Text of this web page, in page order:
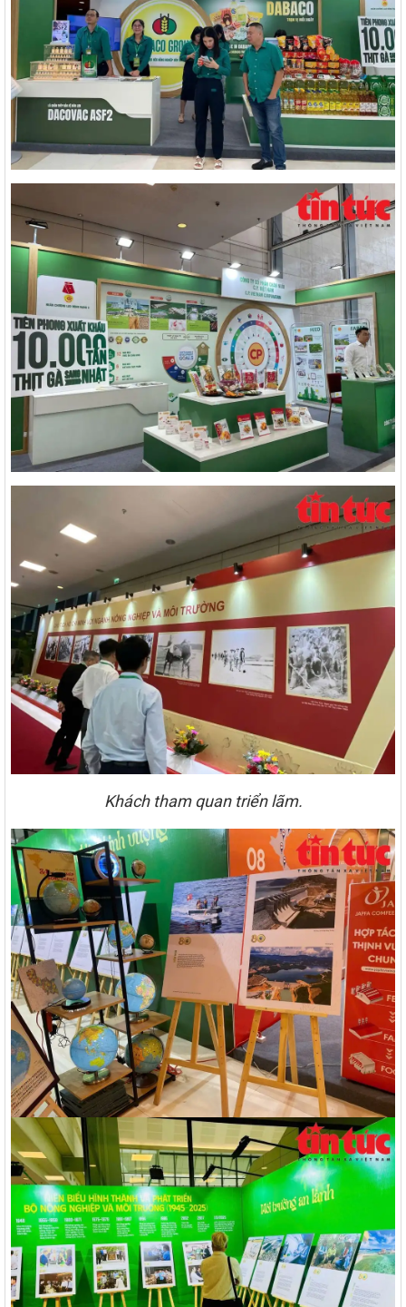
Khách tham quan triển lãm.